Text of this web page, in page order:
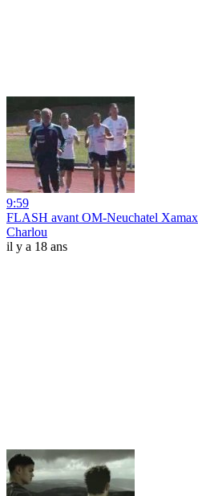
9:59
FLASH avant OM-Neuchatel Xamax
Charlou
il y a 18 ans